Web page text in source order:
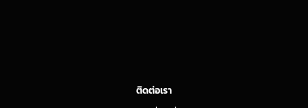
ติดต่อเรา